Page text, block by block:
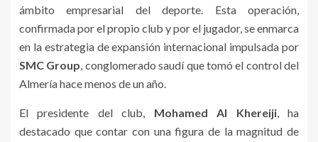
ámbito empresarial del deporte. Esta operación,
confirmada por el propio club y por el jugador, se enmarca
en la estrategia de expansión internacional impulsada por
SMC Group, conglomerado saudí que tomó el control del
Almería hace menos de un año.
El presidente del club, Mohamed Al Khereiji, ha
destacado que contar con una figura de la magnitud de